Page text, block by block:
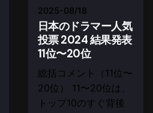
2025-08/18
日本のドラマー人気
投票 2024 結果発表
11位〜20位
総括コメント（11位〜
20位） 11〜20位は、
トップ10のすぐ背後